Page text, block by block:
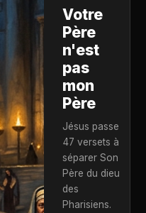
Votre
Père
n'est
pas
mon
Père
Jésus passe
47 versets à
séparer Son
Père du dieu
des
Pharisiens.